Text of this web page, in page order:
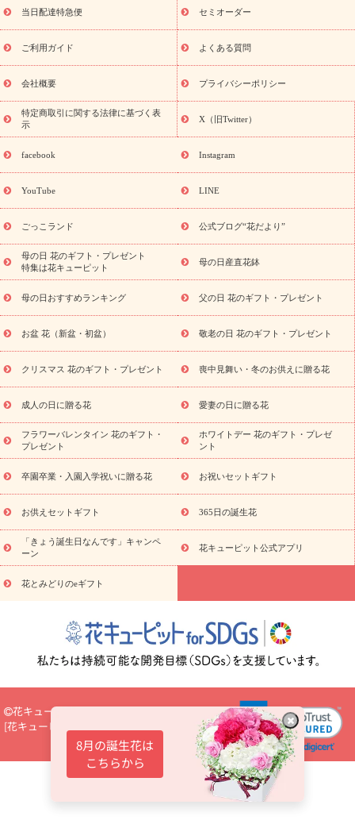
フト
お盆・お供え プリザーブドフラワー
ひまわり ギフト・プ
レゼント特集
夏の花贈り・お中元・暑中見舞い 花のギフト特集
敬老の日におくる花ギフト・プレゼント特集
花ギフト・プレゼント特集
敬老の日 花のおすすめランキング
敬
老の日 花鉢植えのギフト・プレゼント特集
敬老の日 花とセットギ
フト・プレゼント特集
敬老の日の花 全てのギフト一覧
キャン
ペーン
映画『ウォーターガーディアンズ』コラボキャンペーン
「きょう誕生日なんです」キャンペーン
誕生日の花を探す
誕生日フラワーギフト 誕生日フラワーギフト特集
(トルコキキョウ)
9月の誕生花(リンドウ)
ら探す
お祝いの花特集 当日配達特急便 お祝い商品一覧
念日
結婚祝い 出産祝い 退院祝い・快気祝い
寿祝い
プチギフト ペットのお祝いフラワー
供え・お悔やみ商品一覧
お供え・お悔やみの花
四十九日法要以
お供え プリザーブドフラワー
ペットのお供えフラワー
お盆（新
盆・初盆）
その他 お祝い返し お見舞い
お取り寄せギフト
ビジネス用
ご自宅用 観葉植物 ミディ胡蝶蘭
プリザーブ
ドフラワー
スタイルから探す アレンジメント 花束
スタ
ンド花
お祝い お供え・お悔やみ 胡蝶蘭 胡蝶蘭・花鉢
ディ胡蝶蘭・お祝い
ミディ胡蝶蘭・お供え
世界初の青色胡蝶蘭
観葉植物
観葉植物 産直多肉植物
プリザーブドフラワー
お祝い
お供え・お悔やみ 花とセットギフト
セミオーダー
プチギフト（hanamore -ハナモア-）
花とみどりのeギフト
キューピットのeGfit
カラー ピンク イエローオレンジ
レッ
ド
お花の種類 トルコキキョウ
お祝い お祝い・3000円～ お祝い・4000円～
お祝い・
5000円～
お祝い・7000円～ お祝い・ 10000円～
お供え・お
悔やみ
円～
お供え・お悔やみ・
いのマナー
定年退職祝いのマナー
お祝いを贈るときのマナー・
花キューピットのお祝いコラム一覧
誕生日のお花を「色
彩心理学」で選ぶ方法
結婚祝いの予算相場
出産祝いお役立ち情
ール
新築引っ越し祝いコラム お祝い花のマナー総まとめ
職
場上司や先輩へ贈るお祝い花の正解は？
開店祝いの花 選び方ガイ
ド（早見表あり）
お供えを贈るときのマナー・ルール
花キューピットのお供え・
お悔やみ・仏花コラム一覧
花キューピットの仏花のルール・マナ
ペットの供花の基礎知識とペットロスを癒す向き合い方
当日配達特急便 セミオーダー
ご利用ガイド よくある質問
会社概要 プライバシーポリシー
特定商取引に関する法律に基づく表
示
X（旧Twitter）
facebook Instagram
YouTube LINE
ごっこランド 公式ブログ“花だより”
母の日 花のギフト・プレゼント
特集は花キューピット
母の日産直花鉢
母の日おすすめランキング 父の日 花のギフト・プレゼント
お盆 花（新盆・初盆） 敬老の日 花のギフト・プレゼント
クリスマス 花のギフト・プレゼント 喪中見舞い・冬のお供えに贈る花
成人の日に贈る花 愛妻の日に贈る花
フラワーバレンタイン 花のギフト・
プレゼント
ホワイトデー 花のギフト・プレゼ
ント
卒園卒業・入園入学祝いに贈る花 お祝いセットギフト
お供えセットギフト 365日の誕生花
「きょう誕生日なんです」キャンペ
ーン
花キューピット公式アプリ
花とみどりのeギフト
花キューピット
[花キューピット株式会社 Select Language▼
8月の誕生花は
こちらから